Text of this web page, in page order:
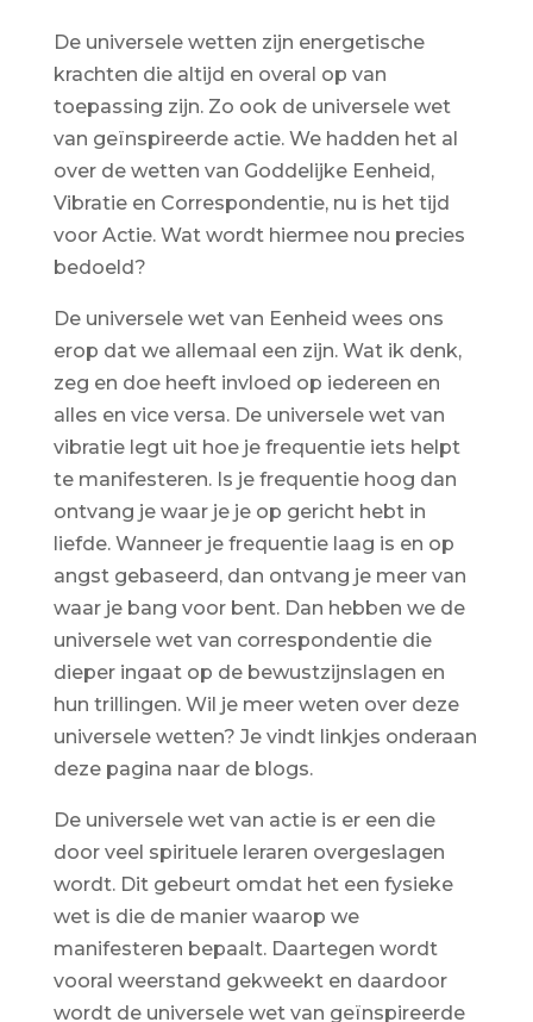
De universele wetten zijn energetische
krachten die altijd en overal op van
toepassing zijn. Zo ook de universele wet
van geïnspireerde actie. We hadden het al
over de wetten van Goddelijke Eenheid,
Vibratie en Correspondentie, nu is het tijd
voor Actie. Wat wordt hiermee nou precies
bedoeld?
De universele wet van Eenheid wees ons
erop dat we allemaal een zijn. Wat ik denk,
zeg en doe heeft invloed op iedereen en
alles en vice versa. De universele wet van
vibratie legt uit hoe je frequentie iets helpt
te manifesteren. Is je frequentie hoog dan
ontvang je waar je je op gericht hebt in
liefde. Wanneer je frequentie laag is en op
angst gebaseerd, dan ontvang je meer van
waar je bang voor bent. Dan hebben we de
universele wet van correspondentie die
dieper ingaat op de bewustzijnslagen en
hun trillingen. Wil je meer weten over deze
universele wetten? Je vindt linkjes onderaan
deze pagina naar de blogs.
De universele wet van actie is er een die
door veel spirituele leraren overgeslagen
wordt. Dit gebeurt omdat het een fysieke
wet is die de manier waarop we
manifesteren bepaalt. Daartegen wordt
vooral weerstand gekweekt en daardoor
wordt de universele wet van geïnspireerde